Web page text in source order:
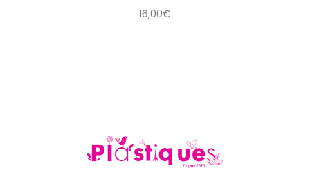
16,00€